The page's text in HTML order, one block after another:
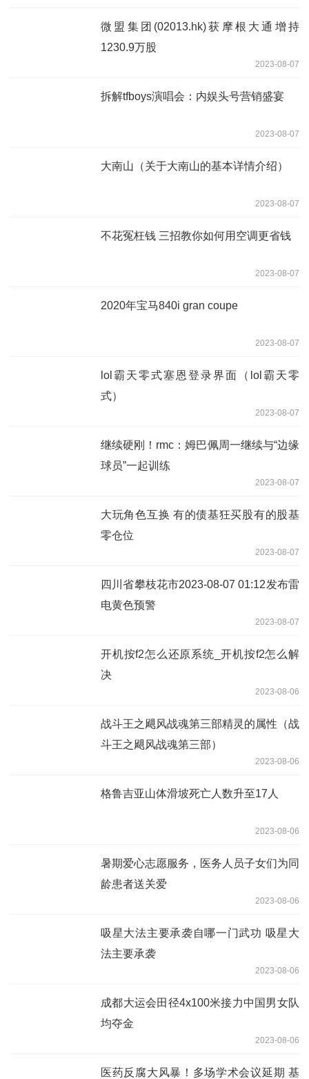
微盟集团(02013.hk)获摩根大通增持
1230.9万股
2023-08-07
拆解tfboys演唱会：内娱头号营销盛宴
2023-08-07
大南山（关于大南山的基本详情介绍）
2023-08-07
不花冤枉钱 三招教你如何用空调更省钱
2023-08-07
2020年宝马840i gran coupe
2023-08-07
lol霸天零式塞恩登录界面（lol霸天零
式）
2023-08-07
继续硬刚！rmc：姆巴佩周一继续与“边缘
球员”一起训练
2023-08-07
大玩角色互换 有的债基狂买股有的股基
零仓位
2023-08-07
四川省攀枝花市2023-08-07 01:12发布雷
电黄色预警
2023-08-07
开机按f2怎么还原系统_开机按f2怎么解
决
2023-08-06
战斗王之飓风战魂第三部精灵的属性（战
斗王之飓风战魂第三部）
2023-08-06
格鲁吉亚山体滑坡死亡人数升至17人
2023-08-06
暑期爱心志愿服务，医务人员子女们为同
龄患者送关爱
2023-08-06
吸星大法主要承袭自哪一门武功 吸星大
法主要承袭
2023-08-06
成都大运会田径4x100米接力中国男女队
均夺金
2023-08-06
医药反腐大风暴！多场学术会议延期 基